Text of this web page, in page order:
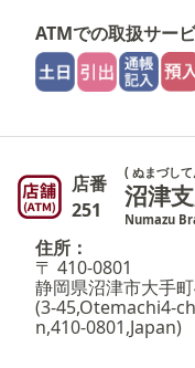
ATMでの取扱サー
店番
251
( ぬまづし
沼津
Numazu
住所：
〒 410-0801
静岡県沼津市大手
(3-45,Otemachi4-
n,410-0801,Japan)